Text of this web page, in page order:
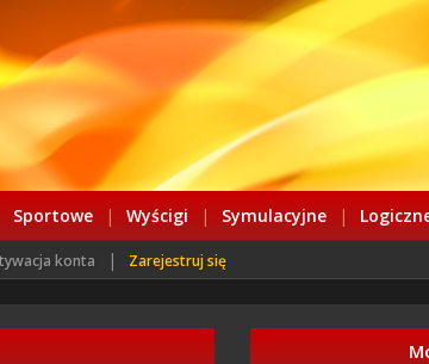
Sportowe | Wyścigi | Symulacyjne |
konta | Zarejestruj się